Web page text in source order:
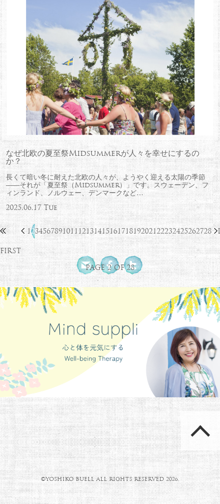
なぜ北欧の夏至祭Midsummerが人々を幸せにするの
か？
長くて暗い冬に耐えた北欧の人々が、ようやく迎える太陽の季節
――それが「夏至祭（Midsummer）」です。スウェーデン、フ
ィンランド、ノルウェー、デンマークなど…
2025.06.17 Tue
FIRST
12345678910111213141516171819202122232425262728
PAGE 2 OF 28
©YOSHIKO BUELL ALL RIGHTS RESERVED 2026.